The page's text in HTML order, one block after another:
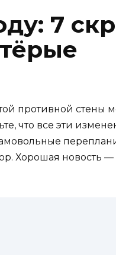
7
противной стены
что все эти
Хорошая новость —